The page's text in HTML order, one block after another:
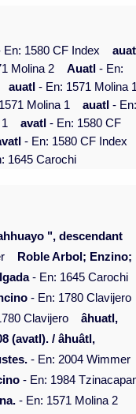
En: 1580 CF Index
auat
Molina 2 Auatl - En:
auatl - En: 1571 Molina
Molina 1 auatl -
avatl - En: 1580 CF
- En: 1580 CF Index
1645 Carochi
", descendant
Roble Arbol; Enzino;
- En: 1645 Carochi
- En: 1780 Clavijero
Clavijero
âhuatl,
(avatl). / âhuâtl,
- En: 2004 Wimmer
- En: 1984
- En: 1571 Molina 2